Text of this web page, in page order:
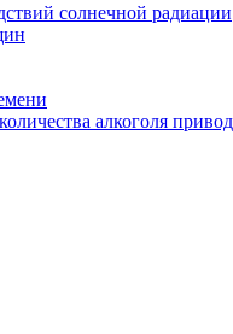
солнечной радиации
алкоголя